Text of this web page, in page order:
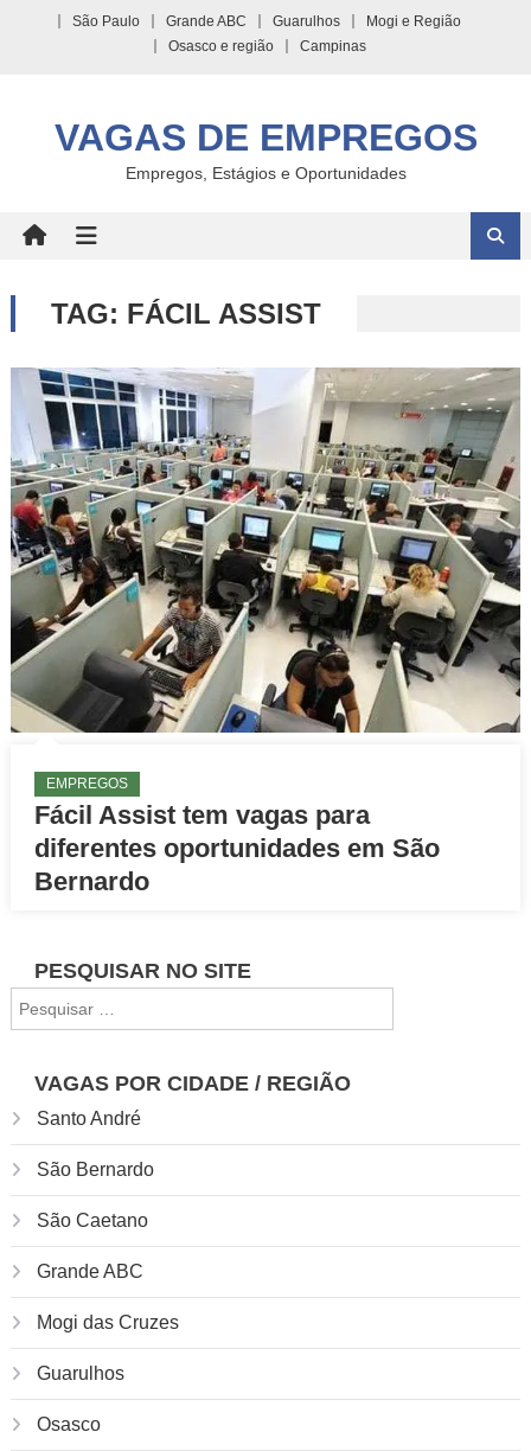
São Paulo Grande ABC Guarulhos
Mogi e Região
Osasco e região
Campinas
VAGAS DE EMPREGOS
Empregos, Estágios e Oportunidades
TAG: FÁCIL ASSIST
EMPREGOS
Fácil Assist tem vagas para
diferentes oportunidades em São
Bernardo
PESQUISAR NO SITE
por:
VAGAS POR CIDADE / REGIÃO
Santo André
São Bernardo
São Caetano
Grande ABC
Mogi das Cruzes
Guarulhos
Osasco